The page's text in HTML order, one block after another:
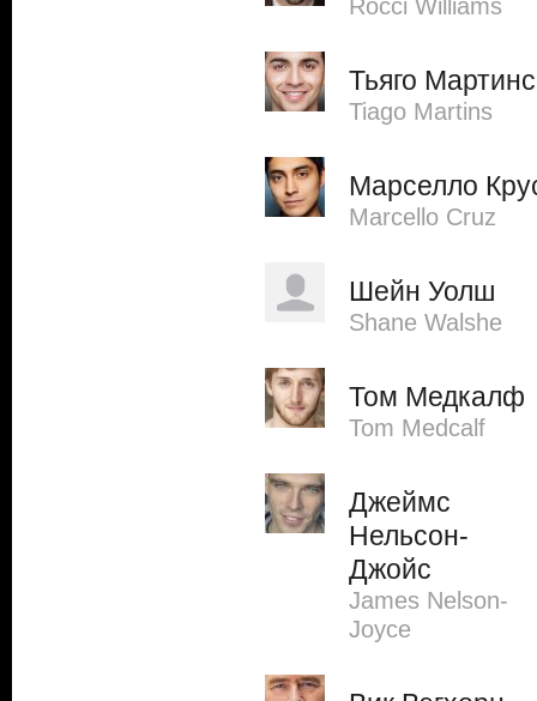
Rocci Williams
Тьяго Мартинс
Tiago Martins
Марселло
Marcello Cruz
Шейн Уолш
Shane Walshe
Том Медкалф
Tom Medcalf
Джеймс
Нельсон-
Джойс
James Nelson-
Joyce